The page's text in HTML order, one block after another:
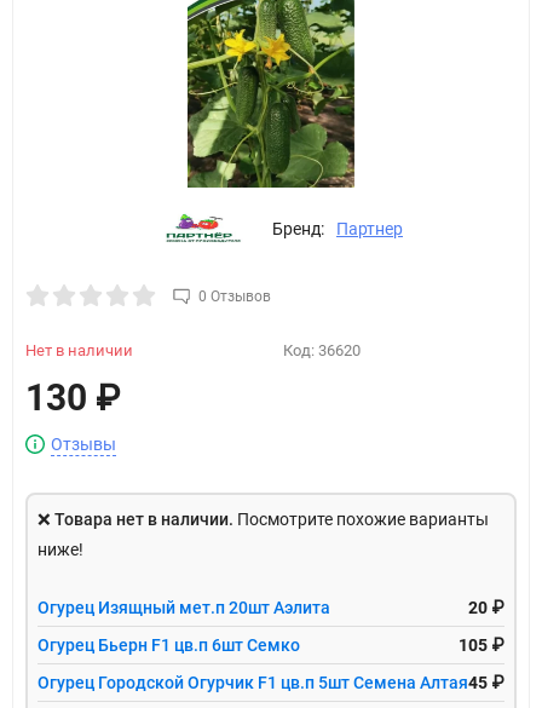
Бренд: Партнер
0 Отзывов
Нет в наличии Код: 36620
130 ₽
Отзывы
❌ Товара нет в наличии. Посмотрите похожие варианты
ниже!
Огурец Изящный мет.п 20шт Аэлита
20 ₽
Огурец Бьерн F1 цв.п 6шт Семко
105 ₽
Огурец Городской Огурчик F1 цв.п 5шт Семена Алтая45 ₽